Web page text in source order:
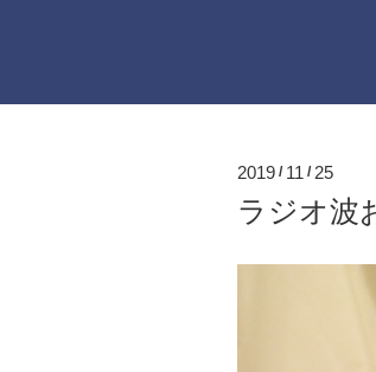
2019 / 11 / 25
ラジオ波